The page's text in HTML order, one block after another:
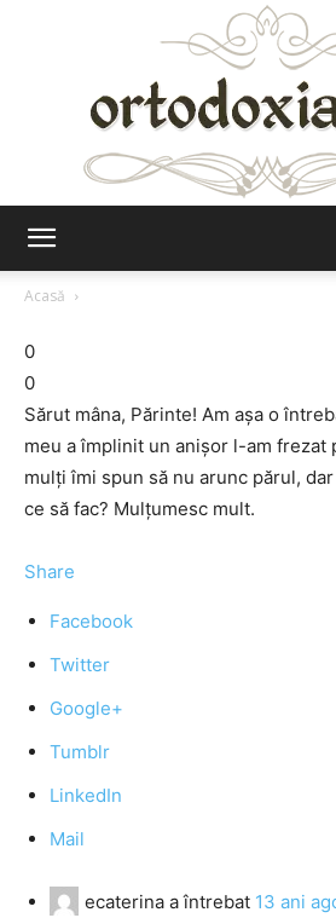
Acasă
0
0
Sărut mâna, Părinte! Am aşa o
meu a împlinit un anişor l-am frezat
mulţi îmi spun să nu arunc părul,
ce să fac? Mulţumesc mult.
Share
Facebook
Twitter
Google+
Tumblr
LinkedIn
Mail
ecaterina a întrebat 13 ani